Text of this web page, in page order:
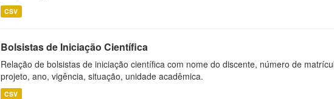
CSV
Bolsistas de Iniciação Científica
Relação de bolsistas de iniciação científica com nome do discente, número de
projeto, ano, vigência, situação, unidade acadêmica.
CSV